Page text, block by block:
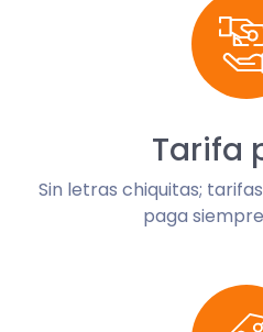
Tarifa
Sin letras chiquitas;
paga